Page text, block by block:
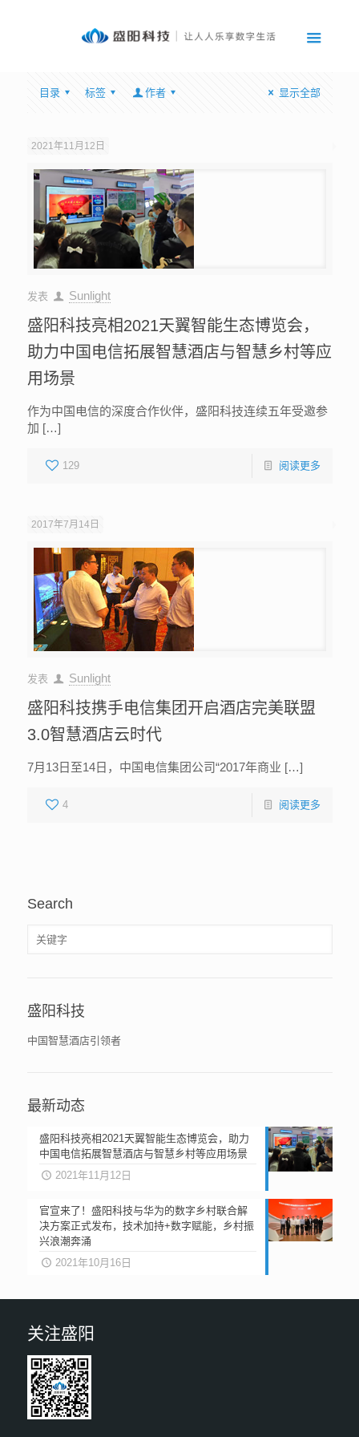
目录 标签 作者 显示全部
2021年11月12日
发表 Sunlight
盛阳科技亮相2021天翼智能生态博览会，
助力中国电信拓展智慧酒店与智慧乡村等应
用场景
作为中国电信的深度合作伙伴，盛阳科技连续五年受邀参
加 […]
129 阅读更多
2017年7月14日
发表 Sunlight
盛阳科技携手电信集团开启酒店完美联盟
3.0智慧酒店云时代
7月13日至14日，中国电信集团公司“2017年商业 […]
4 阅读更多
Search
盛阳科技
中国智慧酒店引领者
最新动态
盛阳科技亮相2021天翼智能生态博览会，助力
中国电信拓展智慧酒店与智慧乡村等应用场景
2021年11月12日
官宣来了！盛阳科技与华为的数字乡村联合解
决方案正式发布，技术加持+数字赋能，乡村振
兴浪潮奔涌
2021年10月16日
关注盛阳